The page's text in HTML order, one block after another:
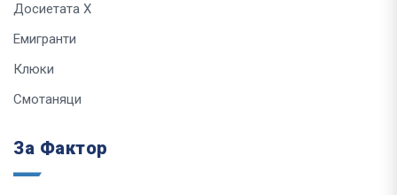
Досиетата Х
Емигранти
Клюки
Смотаняци
За Фактор